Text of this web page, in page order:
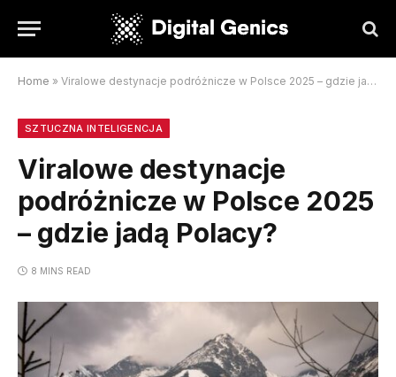
Home » Viralowe destynacje podróżnicze w Polsce 2025 – gdzie jadą Polacy?
SZTUCZNA INTELIGENCJA
Viralowe destynacje
podróżnicze w Polsce 2025
– gdzie jadą Polacy?
8 MINS READ